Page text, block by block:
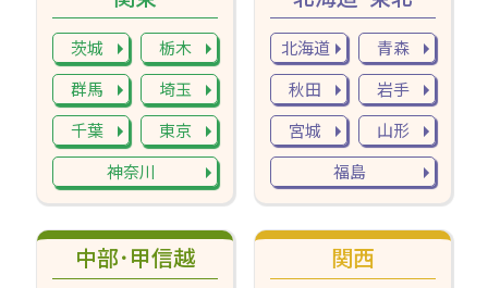
中部･甲信越 関西
茨城
栃木
群馬
埼玉
千葉
東京
神奈川
北海道
青森
秋田
岩手
宮城
山形
福島